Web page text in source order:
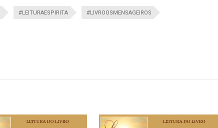
#LEITURAESPIRITA #LIVROOSMENSAGEIROS